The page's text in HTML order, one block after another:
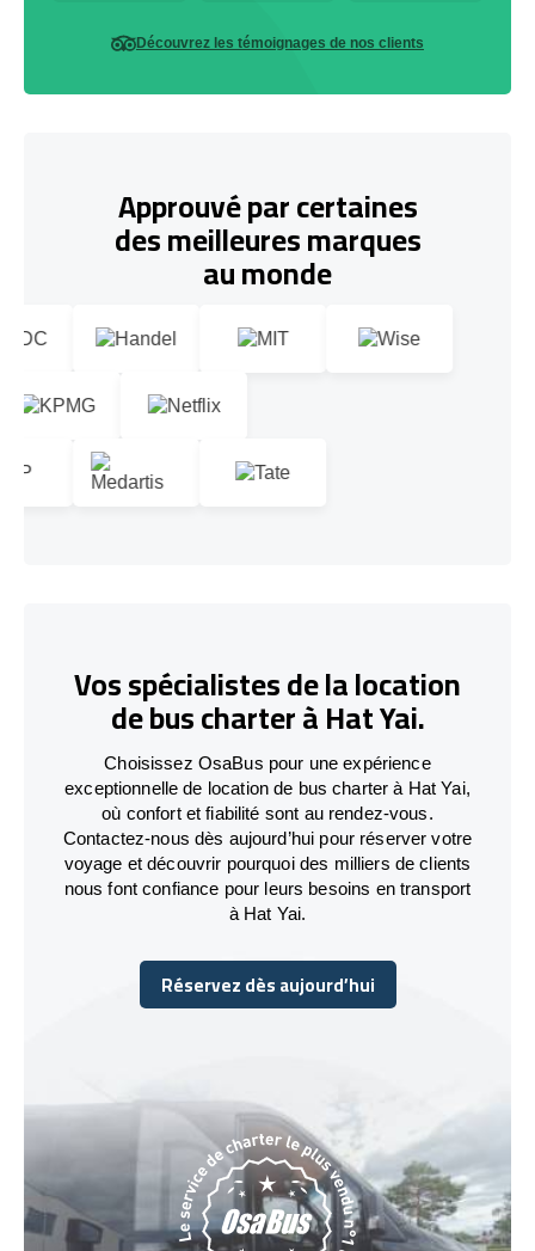
Découvrez les témoignages de nos clients
Approuvé par certaines
des meilleures marques
au monde
Vos spécialistes de la location
de bus charter à Hat Yai.
Choisissez OsaBus pour une expérience
exceptionnelle de location de bus charter à Hat Yai,
où confort et fiabilité sont au rendez-vous.
Contactez-nous dès aujourd’hui pour réserver votre
voyage et découvrir pourquoi des milliers de clients
nous font confiance pour leurs besoins en transport
à Hat Yai.
Réservez dès aujourd’hui
Réservez dès aujourd’hui